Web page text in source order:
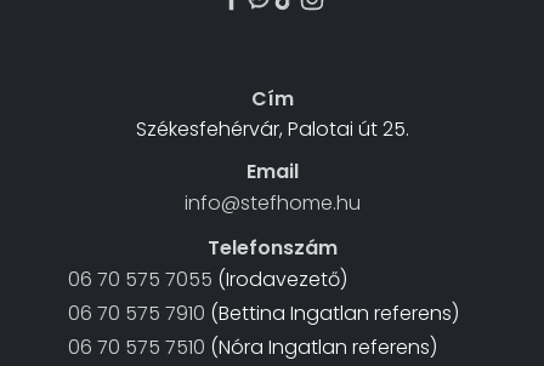
Cím
Székesfehérvár, Palotai út 25.
Email
info@stefhome.hu
Telefonszám
06 70 575 7055 (Irodavezető)
06 70 575 7910 (Bettina Ingatlan referens)
06 70 575 7510 (Nóra Ingatlan referens)